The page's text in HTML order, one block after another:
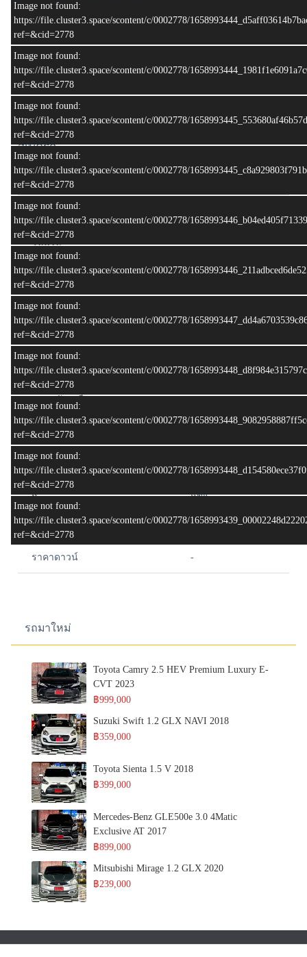
Image not found:
https://file.cluster3.space/scontent/c/0002778/
ref=&cid=2778
Image not found:
https://file.cluster3.space/scontent/c/0002778/
ref=&cid=2778
Image not found:
https://file.cluster3.space/scontent/c/0002778/
ref=&cid=2778
Image not found:
https://file.cluster3.space/scontent/c/0002778/
ref=&cid=2778
Image not found:
https://file.cluster3.space/scontent/c/0002778/
ref=&cid=2778
Image not found:
https://file.cluster3.space/scontent/c/0002778/
ref=&cid=2778
Image not found:
https://file.cluster3.space/scontent/c/0002778/
ref=&cid=2778
Image not found:
https://file.cluster3.space/scontent/c/0002778/
ref=&cid=2778
Image not found:
https://file.cluster3.space/scontent/c/0002778/
ref=&cid=2778
Image not found:
https://file.cluster3.space/scontent/c/0002778/
ref=&cid=2778
Image not found:
https://file.cluster3.space/scontent/c/0002778/
ref=&cid=2778
อัพเดท: 14:39:39 27/02/2025
📌📌 สอบถามข้อมูลเพิ่มเติม 📌📌
• Tel : 080-998-9249, 084-269-9324
• Line :@hoc.pk
• Facebook :House of Cars Phuket
สเปครถ
ยี่ห้อ
รุ่น
โฉมรถ
รายละเอียดรุ่น
ปีที่จดทะเบียน
ขนาดเครื่องยนต์
ระบบเกียร์ Automatic
ระบบขับเคลื่อน
จำนวนที่นั่ง
เลขไมล์ (กม.)
สี แดง
ราคา 68,888
ราคาดาวน์ -
รถมาใหม่
Toyota Camry 2.5 HEV Premium Luxury E-
CVT 2023
฿999,000
Suzuki Swift 1.2 GLX NAVI 2018
฿359,000
Toyota Sienta 1.5 V 2018
฿399,000
Mercedes-Benz GLE500e 3.0 4Matic
Exclusive AT 2017
฿899,000
Mitsubishi Mirage 1.2 GLX 2020
฿239,000